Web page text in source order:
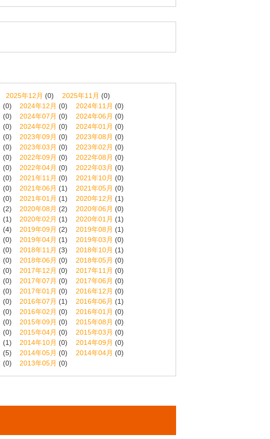
2025年12月 (0) 2025年11月 (0)
(0) 2024年12月 (0) 2024年11月 (0)
(0) 2024年07月 (0) 2024年06月 (0)
(0) 2024年02月 (0) 2024年01月 (0)
(0) 2023年09月 (0) 2023年08月 (0)
(0) 2023年03月 (0) 2023年02月 (0)
(0) 2022年09月 (0) 2022年08月 (0)
(0) 2022年04月 (0) 2022年03月 (0)
(0) 2021年11月 (0) 2021年10月 (0)
(0) 2021年06月 (1) 2021年05月 (0)
(0) 2021年01月 (1) 2020年12月 (1)
(2) 2020年08月 (2) 2020年06月 (0)
(1) 2020年02月 (1) 2020年01月 (1)
(4) 2019年09月 (2) 2019年08月 (1)
(0) 2019年04月 (1) 2019年03月 (0)
(0) 2018年11月 (3) 2018年10月 (1)
(0) 2018年06月 (0) 2018年05月 (0)
(0) 2017年12月 (0) 2017年11月 (0)
(0) 2017年07月 (0) 2017年06月 (0)
(0) 2017年01月 (0) 2016年12月 (0)
(0) 2016年07月 (1) 2016年06月 (1)
(0) 2016年02月 (0) 2016年01月 (0)
(0) 2015年09月 (0) 2015年08月 (0)
(0) 2015年04月 (0) 2015年03月 (0)
(1) 2014年10月 (0) 2014年09月 (0)
(5) 2014年05月 (0) 2014年04月 (0)
(0) 2013年05月 (0)